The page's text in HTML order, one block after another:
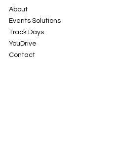
About
Events Solutions
Track Days
YouDrive
Contact